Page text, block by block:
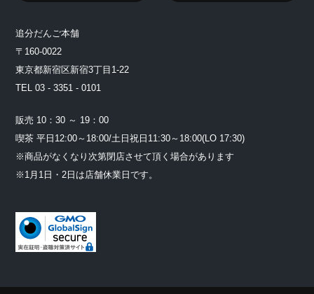
追分だんご本舗
〒160-0022
東京都新宿区新宿3丁目1-22
TEL 03 - 3351 - 0101
販売 10：30 ～ 19：00
喫茶 平日12:00～18:00/土日祝日11:30～18:00(LO 17:30)
※商品がなくなり次第閉店させて頂く場合があります
※1月1日・2日は店舗休業日です。